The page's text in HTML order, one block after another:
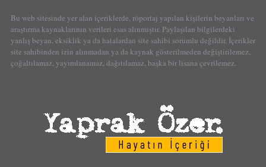
Bu web sitesinde yer alan içeriklerde, röportaj yapılan kişilerin beyanları ve
araştırma kaynaklarının verileri esas alınmıştır. Paylaşılan bilgilerdeki
yanlış beyan, eksiklik ya da hatalardan site sahibi sorumlu değildir. İçerikler
site sahibinden izin alınmadan ya da kaynak gösterilmeden değiştirilemez,
çoğaltılamaz, yayımlanamaz, dağıtılamaz, başka bir lisana çevrilemez.